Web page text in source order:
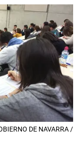
DE NAVARRA /